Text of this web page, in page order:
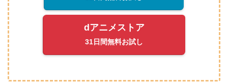
dアニメストア
31日間無料お試し